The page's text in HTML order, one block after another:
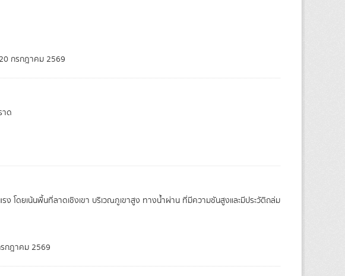
กรกฎาคม 2569
าด
โดยเน้นพื้นที่ลาดเชิงเขา บริเวณภูเขาสูง ทางน้ำผ่าน ที่มีความชันสูงและมีประวัติถล่ม
กฎาคม 2569